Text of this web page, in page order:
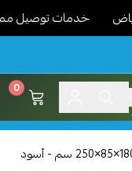
خدمات توصيل مميزة
0